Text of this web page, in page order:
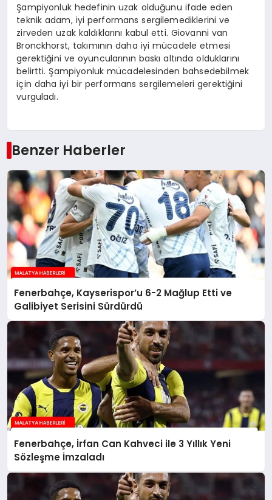
Şampiyonluk hedefinin uzak olduğunu ifade eden
teknik adam, iyi performans sergilemediklerini ve
zirveden uzak kaldıklarını kabul etti. Giovanni van
Bronckhorst, takımının daha iyi mücadele etmesi
gerektiğini ve oyuncularının baskı altında olduklarını
belirtti. Şampiyonluk mücadelesinden bahsedebilmek
için daha iyi bir performans sergilemeleri gerektiğini
vurguladı.
Benzer Haberler
Fenerbahçe, Kayserispor’u 6-2 Mağlup Etti ve
Galibiyet Serisini Sürdürdü
Fenerbahçe, İrfan Can Kahveci ile 3 Yıllık Yeni
Sözleşme İmzaladı